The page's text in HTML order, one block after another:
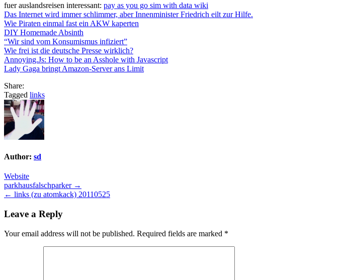
20110524
fuer auslandsreisen interessant: pay as you go sim with data wiki
Das Internet wird immer schlimmer, aber Innenminister Friedrich eilt zur Hilfe.
Wie Piraten einmal fast ein AKW kaperten
DIY Homemade Absinth
“Wir sind vom Konsumismus infiziert”
Wie frei ist die deutsche Presse wirklich?
Annoying.Js: How to be an Asshole with Javascript
Lady Gaga bringt Amazon-Server ans Limit
Share:
Tagged links
Author: sd
Website
Post
navigation
parkhausfalschparker →
← links (zu atomkack) 20110525
Leave a Reply
Your email address will not be published. Required fields are marked *